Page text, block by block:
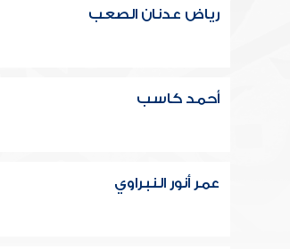
رياض عدنان الصعب
أحمد كاسب
عمر أنور النبراوي